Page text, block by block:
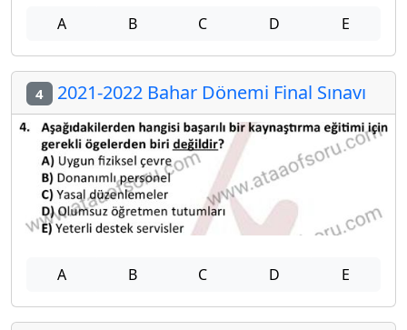
A B C D E
4 2021-2022 Bahar Dönemi Final Sınavı
A B C D E